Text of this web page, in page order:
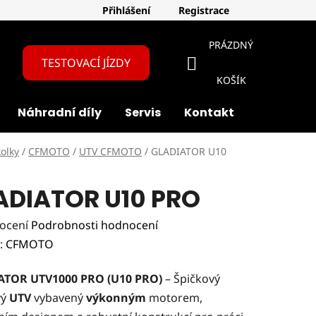
Přihlášení Registrace
TESTOVACÍ JÍZDY
NÁKUPNÍ
KOŠÍK
PRÁZDNÝ
KOŠÍK
Náhradní díly Servis Kontakt
/ CFMOTO / UTV CFMOTO / GLADIATOR U10
U10 PRO
Podrobnosti hodnocení
CFMOTO
UTV1000 PRO (U10 PRO)– Špičkový
UTVvybavenývýkonným motorem,